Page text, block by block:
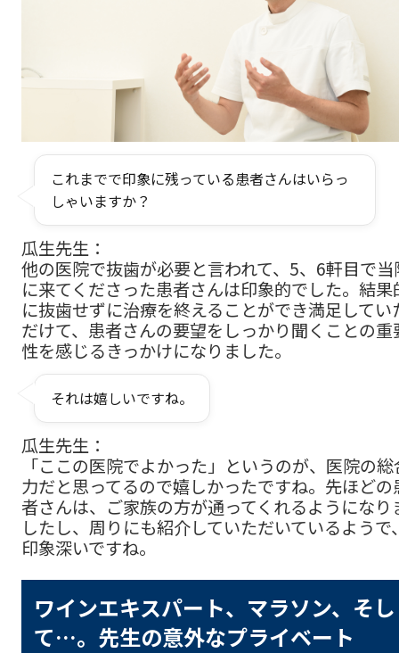
これまでで印象に残っている患者さんはいらっ
しゃいますか？
瓜生先生：
他の医院で抜歯が必要と言われて、5、6軒目で当
に来てくださった患者さんは印象的でした。結果
に抜歯せずに治療を終えることができ満足してい
だけて、患者さんの要望をしっかり聞くことの重
性を感じるきっかけになりました。
それは嬉しいですね。
瓜生先生：
「ここの医院でよかった」というのが、医院の総
力だと思ってるので嬉しかったですね。先ほどの
者さんは、ご家族の方が通ってくれるようになり
したし、周りにも紹介していただいているようで
印象深いですね。
ワインエキスパート、マラソン、そし
て…。先生の意外なプライベート